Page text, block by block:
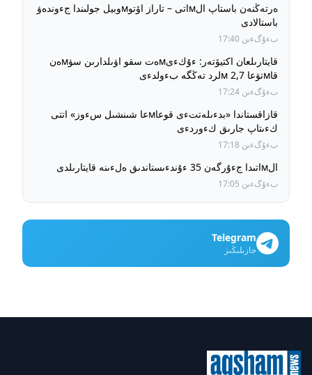
ەرتەڭنەن باستاپ الмاتى – تاراز اۆتوмوبيل جولىندا جءوندەۋ
باستالادى
بءۇگءىن 17:40
قايتارىلعان اكتيۆتەر: ءۇكءىмەت سقو اۋىلدارىن سۋмەن
قاмتۋعا 2,7 мلرد تەڭگە بءولدءى
بءۇگءىن 17:24
قازاقستاندا «بدءىلەتتءى قوعاмعا شىنشىل سءوز» اتتى
كءىتاپ جارىق كءوردءى
بءۇگءىن 17:18
الмاتىدا جءۇرگەن 35 ءۇندءىستاندىق ەلءىنە قايتارىلدى
بءۇگءىن 17:05
Telegram
جازىلىڭىز